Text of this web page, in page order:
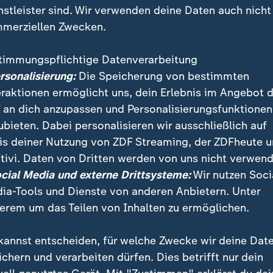
Dollar in Bitcoin angelegt hätte, hätte 15 Jahre
ähnlich erging es Erik Finman, dem "jüngsten
sind. Wir verwenden deine Daten auch nicht
Zwecken.
Datenverarbeitung
Die Speicherung von bestimmten
ermöglicht uns, dein Erlebnis im Angebot
an dich anzupassen und Personalisierungsfunktionen
Dabei personalisieren wir ausschließlich auf
deiner Nutzung von ZDF Streaming, der ZDFheute
Daten von Dritten werden von uns nicht
Media und externe Drittsysteme:Wir nutzen
Tools und Dienste von anderen Anbietern. Unter
um das Teilen von Inhalten zu ermöglichen.
entscheiden, für welche Zwecke wir deine
und verarbeiten dürfen. Dies betrifft nur dein